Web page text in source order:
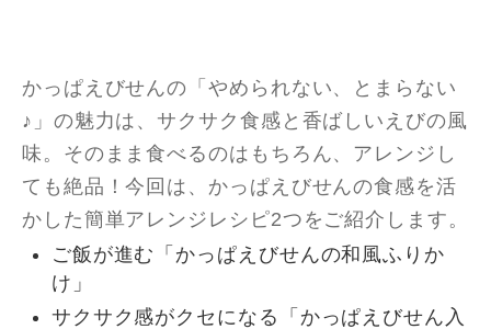
かっぱえびせんの「やめられない、とまらない
♪」の魅力は、サクサク食感と香ばしいえびの風
味。そのまま食べるのはもちろん、アレンジし
ても絶品！今回は、かっぱえびせんの食感を活
かした簡単アレンジレシピ2つをご紹介します。
ご飯が進む「かっぱえびせんの和風ふりか
け」
サクサク感がクセになる「かっぱえびせん入